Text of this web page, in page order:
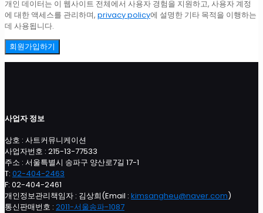
항
목
개인 데이터는 이 웹사이트 전체에서 사용자 경험을 지원하고, 사용자 계정
에 대한 액세스를 관리하며, privacy policy에 설명한 기타 목적을 이행하는
데 사용됩니다.
회원가입하기
사업자 정보
상호 : 사트커뮤니케이션
사업자번호 : 215-13-77533
주소 : 서울특별시 송파구 양산로7길 17-1
T: 02-404-2463
F: 02-404-2461
개인정보관리책임자 : 김상희(Email : kimsangheu@naver.com)
통신판매번호 : 2011-서울송파-1087